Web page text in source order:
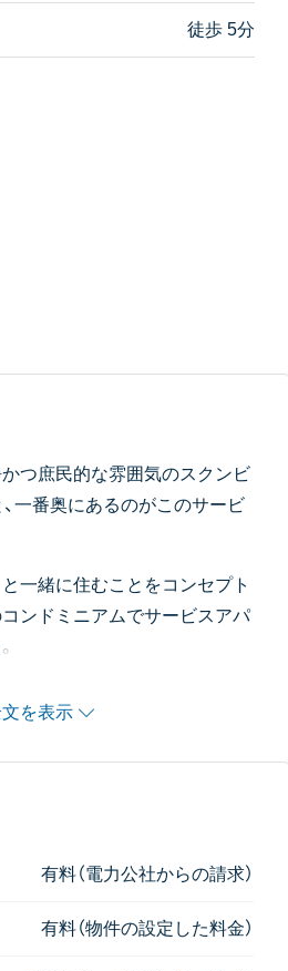
徒歩 5分
つ庶民的な雰囲気のスクンビ
一番奥にあるのがこのサービ
一緒に住むことをコンセプト
ンドミニアムでサービスアパ
ャワー室があり、ここはペッ
す。
ります。
とした屋上では、ペットを自
を表示
有料（電力公社からの請求）
有料（物件の設定した料金）